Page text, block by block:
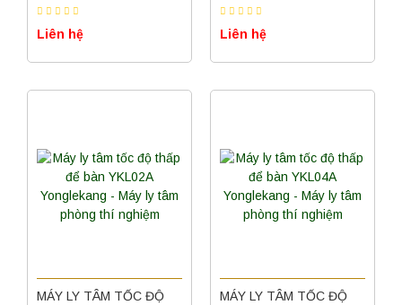
Liên hệ Liên hệ
MÁY LY TÂM TỐC ĐỘ
MÁY LY TÂM TỐC ĐỘ